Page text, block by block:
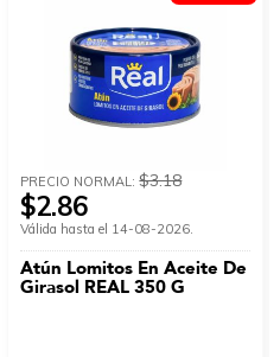
PRECIO NORMAL:$3.18
$2.86
Válida hasta el 14-08-2026.
Atún Lomitos En Aceite De
Girasol REAL 350 G